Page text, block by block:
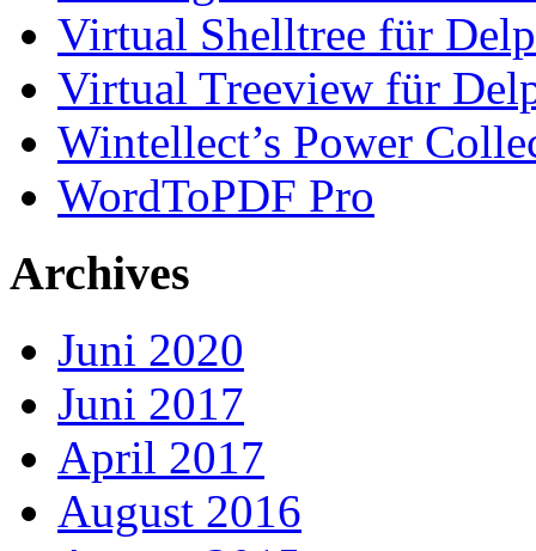
Virtual Shelltree für
Virtual Treeview für
Wintellect’s Power
WordToPDF Pro
Archives
Juni 2020
Juni 2017
April 2017
August 2016